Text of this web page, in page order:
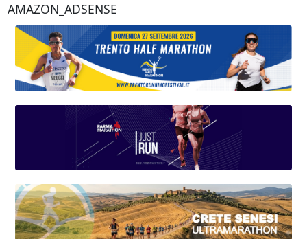
AMAZON_ADSENSE